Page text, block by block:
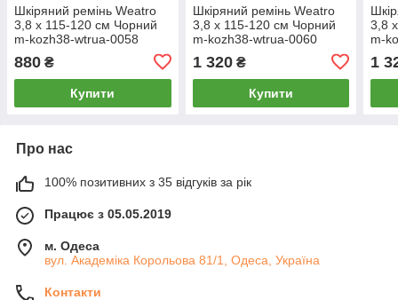
Шкіряний ремінь Weatro
3,8 х 115-120 см Чорний
m-kozh38-wtrua-0058
880 ₴
Купити
Шкіряний ремінь Weatro
3,8 х 115-120 см Чорний
m-kozh38-wtrua-0060
1 320₴
Купити
3,8
m-
1
Про нас
100% позитивних з 35 відгуків за рік
Працює з 05.05.2019
м. Одеса
вул. Академіка Корольова 81/1, Одеса, Україна
Контакти